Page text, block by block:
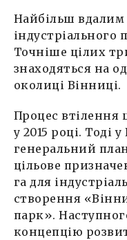
Найбільш
індустріального
Точніше цілих
знаходяться на
околиці Вінниці.
Процес втілення
у 2015 році. Тоді
генеральний
цільове
га для
створення
парк».
концепцію